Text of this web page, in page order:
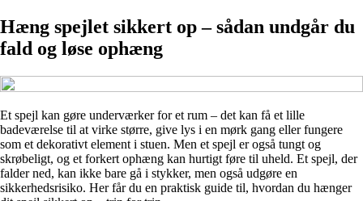
Hæng spejlet sikkert op – sådan undgår du
fald og løse ophæng
Et spejl kan gøre underværker for et rum – det kan få et lille
badeværelse til at virke større, give lys i en mørk gang eller fungere
som et dekorativt element i stuen. Men et spejl er også tungt og
skrøbeligt, og et forkert ophæng kan hurtigt føre til uheld. Et spejl, der
falder ned, kan ikke bare gå i stykker, men også udgøre en
sikkerhedsrisiko. Her får du en praktisk guide til, hvordan du hænger